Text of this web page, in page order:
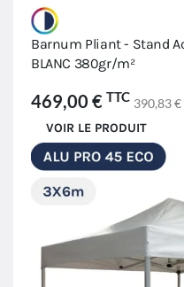
Barnum Pliant - Stand
BLANC 380gr/m²
469,00 € TTC 390,83 €
VOIR LE PRODUIT